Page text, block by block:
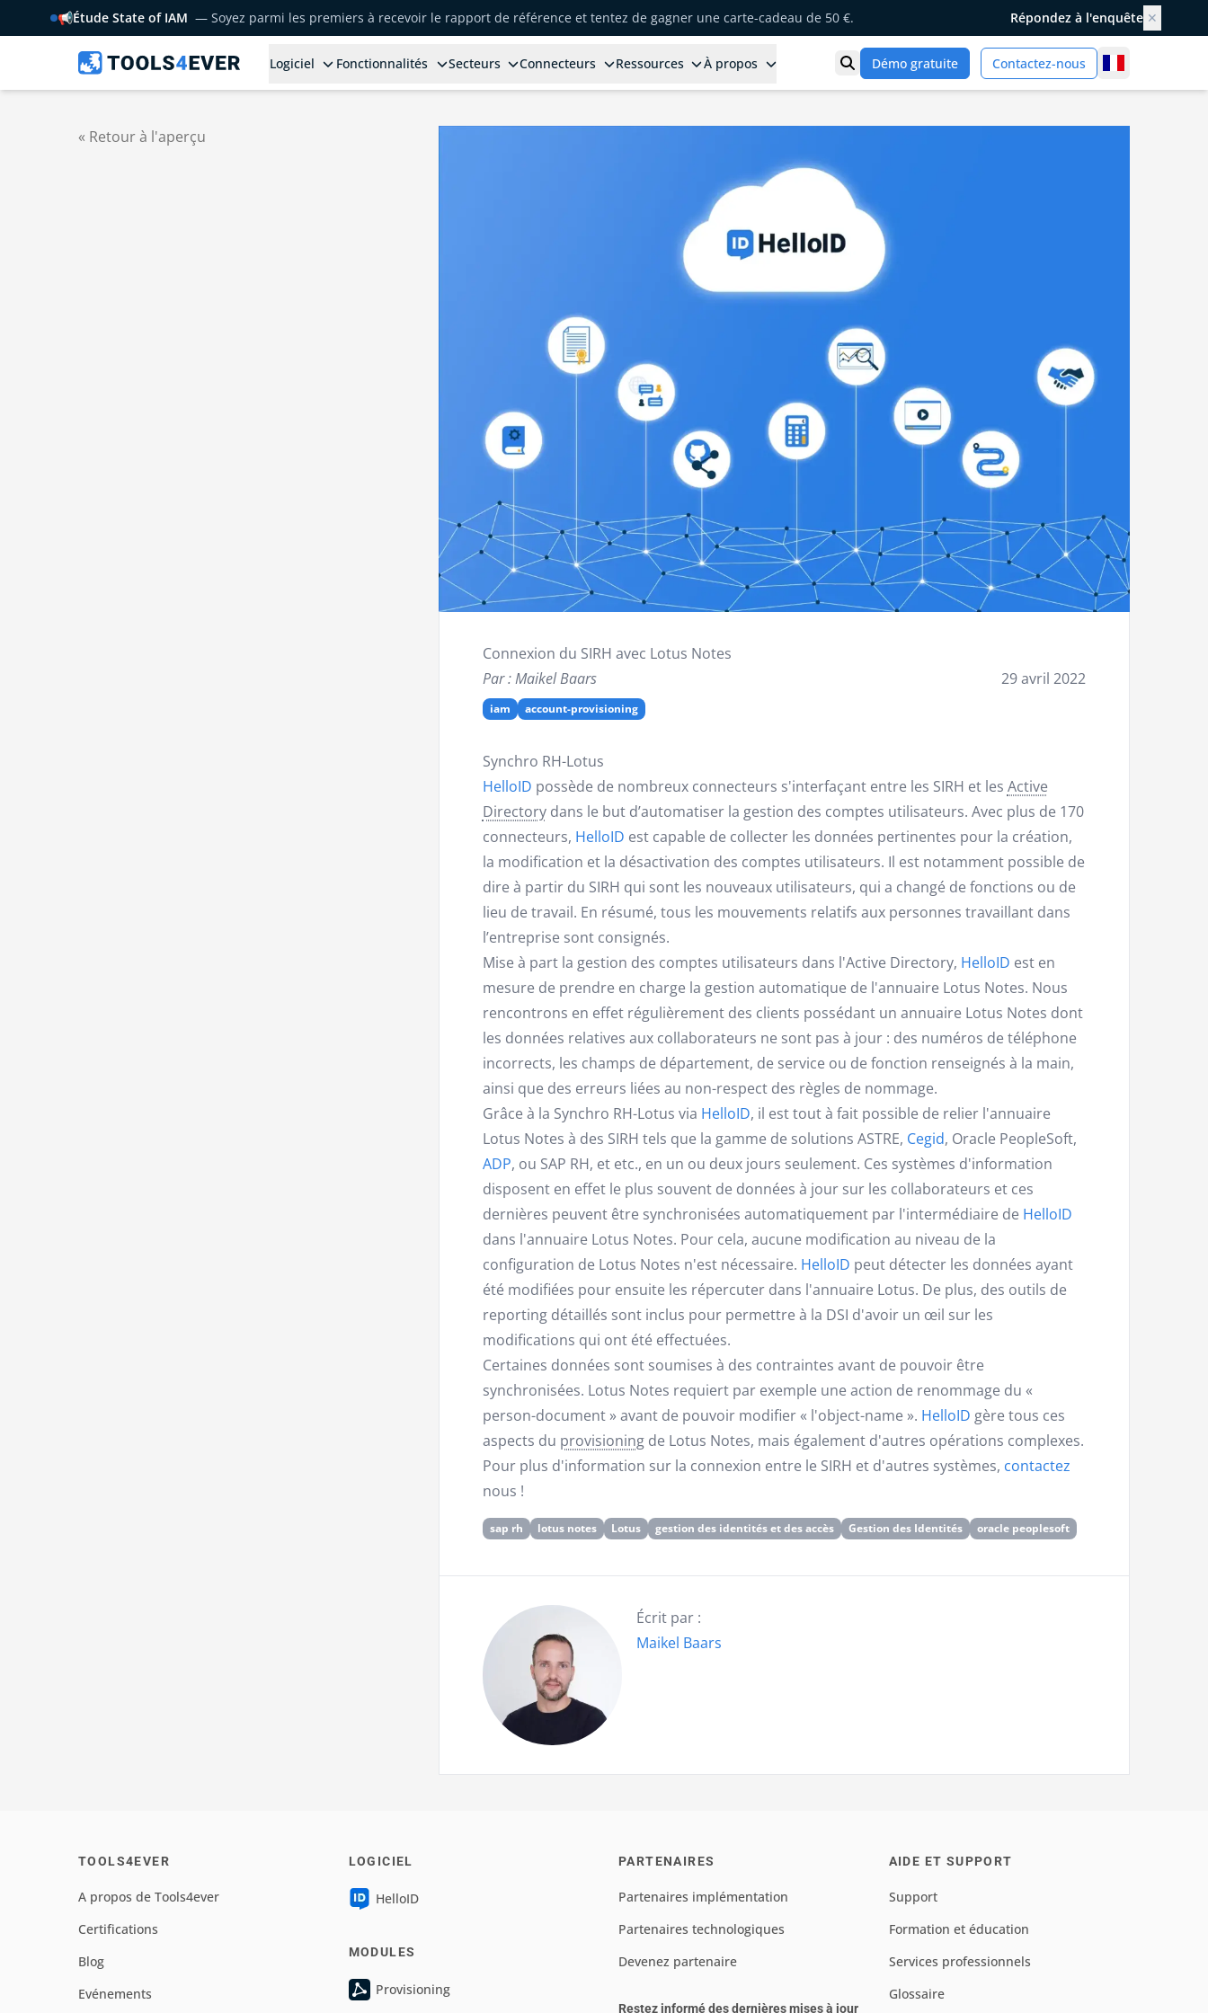
📢Étude State of IAM — Soyez parmi les premiers à recevoir le rapport de référence et tentez de gagner une carte-cadeau de 50 €. Répondez à l'enquête ✕
Logiciel Fonctionnalités Secteurs Connecteurs Ressources À propos Ouvrir la recherche
Démo gratuite Contactez-nous
« Retour à l'aperçu
Connexion du SIRH avec Lotus Notes
Par : Maikel Baars
29 avril 2022
iam account-provisioning
Synchro RH-Lotus
HelloID possède de nombreux connecteurs s'interfaçant entre les SIRH et les Active
Directorydans le but d’automatiser la gestion des comptes utilisateurs. Avec plus de 170
connecteurs, HelloID est capable de collecter les données pertinentes pour la création,
la modification et la désactivation des comptes utilisateurs. Il est notamment possible de
dire à partir du SIRH qui sont les nouveaux utilisateurs, qui a changé de fonctions ou de
lieu de travail. En résumé, tous les mouvements relatifs aux personnes travaillant dans
l’entreprise sont consignés.
Mise à part la gestion des comptes utilisateurs dans l'Active Directory, HelloID est en
mesure de prendre en charge la gestion automatique de l'annuaire Lotus Notes. Nous
rencontrons en effet régulièrement des clients possédant un annuaire Lotus Notes dont
les données relatives aux collaborateurs ne sont pas à jour : des numéros de téléphone
incorrects, les champs de département, de service ou de fonction renseignés à la main,
ainsi que des erreurs liées au non-respect des règles de nommage.
Grâce à la Synchro RH-Lotus via HelloID, il est tout à fait possible de relier l'annuaire
Lotus Notes à des SIRH tels que la gamme de solutions ASTRE, Cegid, Oracle PeopleSoft,
ADP, ou SAP RH, et etc., en un ou deux jours seulement. Ces systèmes d'information
disposent en effet le plus souvent de données à jour sur les collaborateurs et ces
dernières peuvent être synchronisées automatiquement par l'intermédiaire de HelloID
dans l'annuaire Lotus Notes. Pour cela, aucune modification au niveau de la
configuration de Lotus Notes n'est nécessaire. HelloID peut détecter les données ayant
été modifiées pour ensuite les répercuter dans l'annuaire Lotus. De plus, des outils de
reporting détaillés sont inclus pour permettre à la DSI d'avoir un œil sur les
modifications qui ont été effectuées.
Certaines données sont soumises à des contraintes avant de pouvoir être
synchronisées. Lotus Notes requiert par exemple une action de renommage du «
person-document » avant de pouvoir modifier « l'object-name ». HelloID gère tous ces
aspects du provisioningde Lotus Notes, mais également d'autres opérations complexes.
Pour plus d'information sur la connexion entre le SIRH et d'autres systèmes, contactez
nous !
sap rh lotus notes Lotus gestion des identités et des accès Gestion des Identités oracle peoplesoft
Écrit par :
Maikel Baars
TOOLS4EVER
A propos de Tools4ever
Certifications
Blog
Evénements
LOGICIEL
HelloID
MODULES
Provisioning
PARTENAIRES
Partenaires implémentation
Partenaires technologiques
Devenez partenaire
Restez informé des dernières mises à jour
AIDE ET SUPPORT
Support
Formation et éducation
Services professionnels
Glossaire